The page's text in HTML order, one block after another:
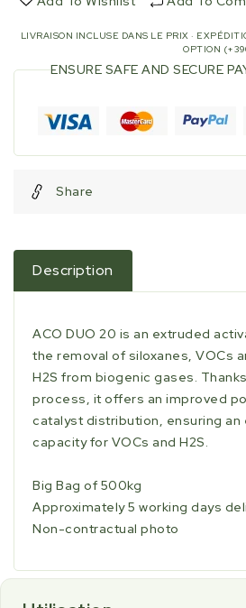
H2S
doped
H2S
LIVRAISON INCLUSE DANS LE PRIX ·
OPTION
ENSURE SAFE AND SECURE
Share
Description
ACO DUO 20 is an extruded
the removal of siloxanes, VOCs
H2S from biogenic gases.
process, it offers an improved
catalyst distribution, ensuring
capacity for VOCs and H2S.
Big Bag of 500kg
Approximately 5 working days
Non-contractual photo